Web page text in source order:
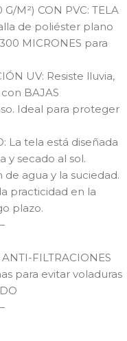
M²) CON PVC: TELA
de poliéster plano
MICRONES para
UV: Resiste lluvia,
BAJAS
Ideal para proteger
La tela está diseñada
y secado al sol.
agua y la suciedad.
practicidad en la
plazo.
FILTRACIONES
para evitar voladuras